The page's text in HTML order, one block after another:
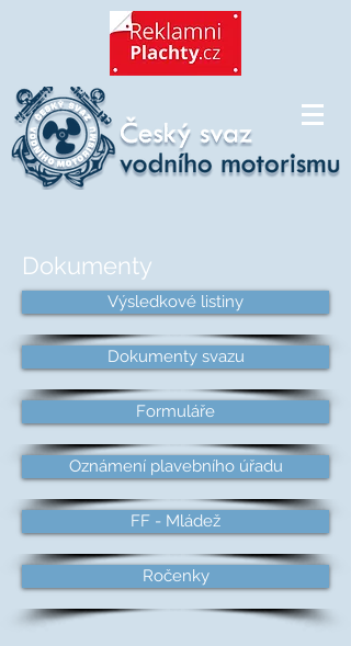
Dokumenty
Výsledkové listiny
Dokumenty svazu
Formuláře
Oznámení plavebního úřadu
FF - Mládež
Ročenky